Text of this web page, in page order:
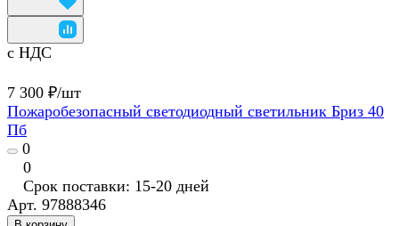
с НДС
7 300 ₽/шт
Пожаробезопасный светодиодный светильник Бриз 40
Пб
0
0
Срок поставки: 15-20 дней
Арт. 97888346